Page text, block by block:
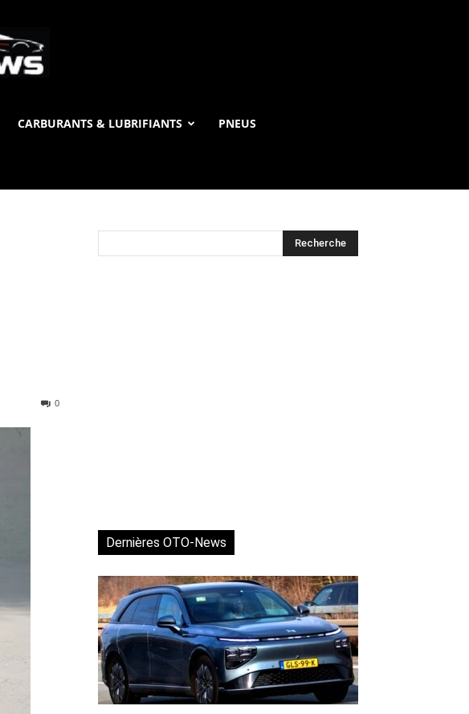
CARBURANTS & LUBRIFIANTS PNEUS
0
Dernières OTO-News